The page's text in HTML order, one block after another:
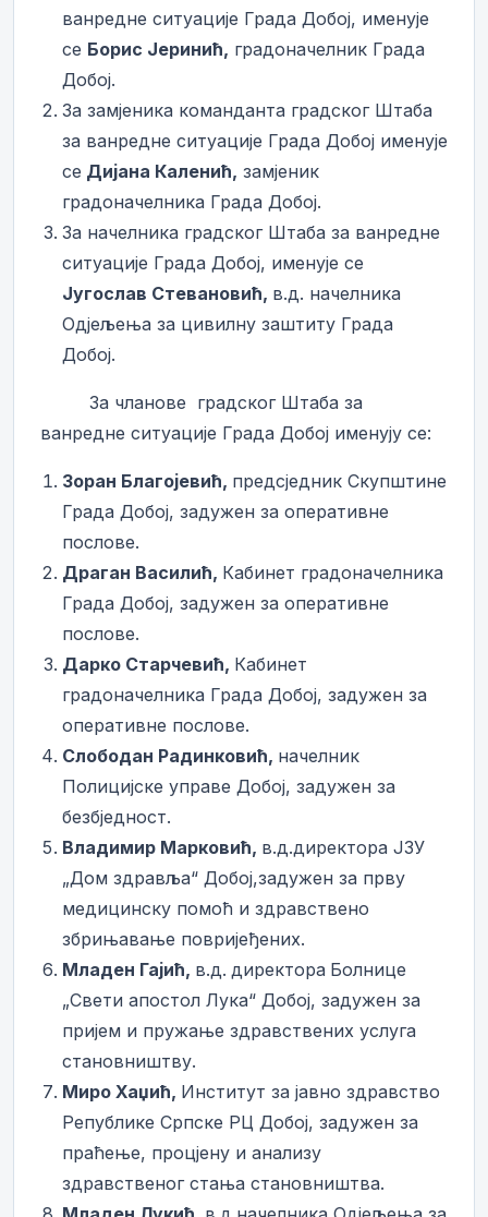
ванредне ситуације Града Добој, именује
се Борис Јеринић, градоначелник Града
Добој.
За замјеника команданта градског Штаба
за ванредне ситуације Града Добој именује
се Дијана Каленић, замјеник
градоначелника Града Добој.
За начелника градског Штаба за ванредне
ситуације Града Добој, именује се
Југослав Стевановић, в.д. начелника
Одјељења за цивилну заштиту Града
Добој.
За чланове градског Штаба за
ванредне ситуације Града Добој именују се:
Зоран Благојевић, предсједник Скупштине
Града Добој, задужен за оперативне
послове.
Драган Василић, Кабинет градоначелника
Града Добој, задужен за оперативне
послове.
Дарко Старчевић, Кабинет
градоначелника Града Добој, задужен за
оперативне послове.
Слободан Радинковић, начелник
Полицијске управе Добој, задужен за
безбједност.
Владимир Марковић, в.д.директора ЈЗУ
„Дом здравља“ Добој,задужен за прву
медицинску помоћ и здравствено
збрињавање повријеђених.
Младен Гајић, в.д. директора Болнице
„Свети апостол Лука“ Добој, задужен за
пријем и пружање здравствених услуга
становништву.
Миро Хаџић, Институт за јавно здравство
Републике Српске РЦ Добој, задужен за
праћење, процјену и анализу
здравственог стања становништва.